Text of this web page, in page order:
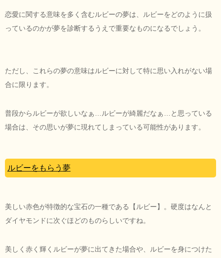
恋愛に関する意味を多く含むルビーの夢は、ルビーをどのように扱
っているのかが夢を診断するうえで重要なものになるでしょう。
ただし、これらの夢の意味はルビーに対して特に思い入れがない場
合に限ります。
普段からルビーが欲しいなぁ…ルビーが綺麗だなぁ…と思っている
場合は、その思いが夢に現れてしまっている可能性があります。
ルビーをもらう夢
美しい赤色が特徴的な宝石の一種である【ルビー】。硬度はなんと
ダイヤモンドに次ぐほどのものらしいですね。
美しく赤く輝くルビーが夢に出てきた場合や、ルビーを身につけた